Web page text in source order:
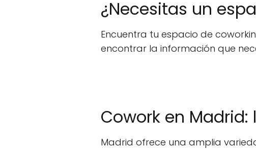
¿Necesitas un
Encuentra tu espacio de
encontrar la información que
Cowork en
Madrid ofrece una amplia